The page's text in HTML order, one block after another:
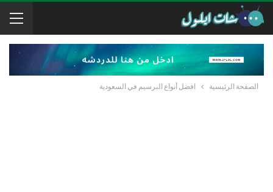
الصفحة الرئيسية افضل أنواع البرسيم في السعودية